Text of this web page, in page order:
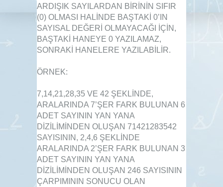
ARDIŞIK SAYILARDAN BİRİNİN SIFIR
(0) OLMASI HALİNDE BAŞTAKİ 0’IN
SAYISAL DEĞERİ OLMAYACAĞI İÇİN,
BAŞTAKİ HANEYE 0 YAZILAMAZ,
SONRAKİ HANELERE YAZILABİLİR.
ÖRNEK:
7,14,21,28,35 VE 42 ŞEKLİNDE,
ARALARINDA 7’ŞER FARK BULUNAN 6
ADET SAYININ YAN YANA
DİZİLİMİNDEN OLUŞAN 71421283542
SAYISININ, 2,4,6 ŞEKLİNDE
ARALARINDA 2’ŞER FARK BULUNAN 3
ADET SAYININ YAN YANA
DİZİLİMİNDEN OLUŞAN 246 SAYISININ
ÇARPIMININ SONUCU OLAN